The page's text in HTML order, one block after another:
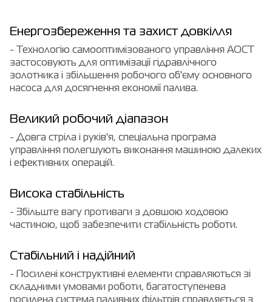
Енергозбереження та захист довкілля
- Технологію самооптимізованого управління AOCT
застосовують для оптимізації гідравлічного
золотника і збільшення робочого об'єму основного
насоса для досягнення економії палива.
Великий робочий діапазон
- Довга стріла і руків'я, спеціальна програма
управління полегшують виконання машиною далеких
і ефективних операцій.
Висока стабільність
- Збільште вагу противаги з довшою ходовою
частиною, щоб забезпечити стабільність роботи.
Стабільний і надійний
- Посилені конструктивні елементи справляються зі
складними умовами роботи, багатоступенева
посилена система паливних фільтрів справляється з